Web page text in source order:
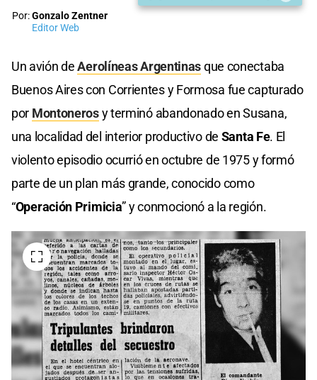
Por:Gonzalo Zentner
Editor Web
Un avión deAerolíneas Argentinasque conectaba
Buenos Aires con Corrientes y Formosa fue capturado
por Montonerosy terminó abandonado en Susana,
una localidad del interior productivo de Santa Fe. El
violento episodio ocurrió en octubre de 1975 y formó
parte de un plan más grande, conocido como
“Operación Primicia” y conmocionó a la región.